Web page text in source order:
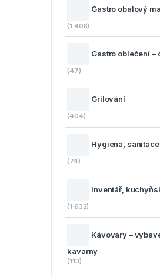
Gastro obalový
(1 408)
Gastro oblečení –
(47)
Grilování
(404)
Hygiena, sanitace
(74)
Inventář,
(1 632)
Kávovary –
kavárny
(113)